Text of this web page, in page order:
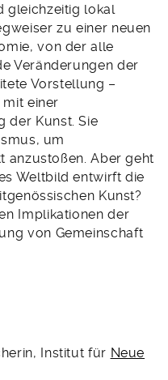
gleichzeitig lokal
zu einer neuen
von der alle
Veränderungen der
Vorstellung –
einer
der Kunst. Sie
um
anzustoßen. Aber geht
Weltbild entwirft die
Kunst?
Implikationen der
von Gemeinschaft
Institut für Neue